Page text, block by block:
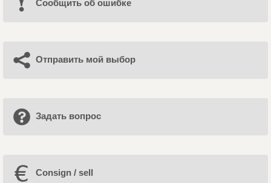
Cообщить об ошибке
Отправить мой выбор
Задать вопрос
Consign / sell